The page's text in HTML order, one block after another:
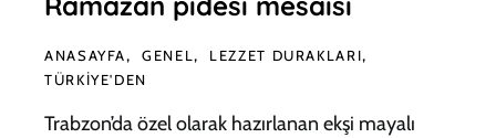
ANASAYFA GENEL
LEZZET DURAKLARI
TÜRKIYE'DEN
Trabzon’da özel olarak hazırlanan ekşi mayalı